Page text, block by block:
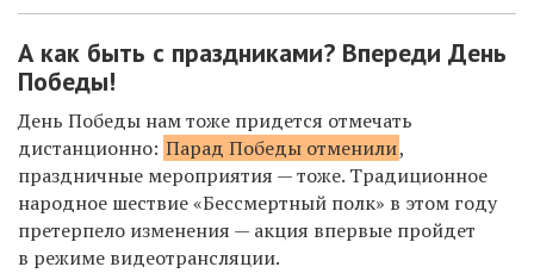
А как быть с праздниками? Впереди День
Победы!
День Победы нам тоже придется отмечать
дистанционно: Парад Победы отменили,
праздничные мероприятия — тоже. Традиционное
народное шествие «Бессмертный полк» в этом году
претерпело изменения — акция впервые пройдет
в режиме видеотрансляции.